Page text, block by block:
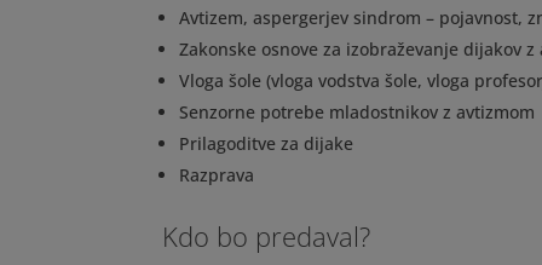
Avtizem, aspergerjev sindrom – pojavnost,
Zakonske osnove za izobraževanje dijakov z
Vloga šole (vloga vodstva šole, vloga
Senzorne potrebe mladostnikov z avtizmom
Prilagoditve za dijake
Razprava
Kdo bo predaval?